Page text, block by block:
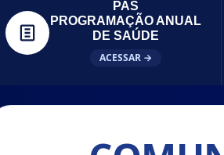
PAS
PROGRAMAÇÃO ANUAL
DE SAÚDE
ACESSAR →